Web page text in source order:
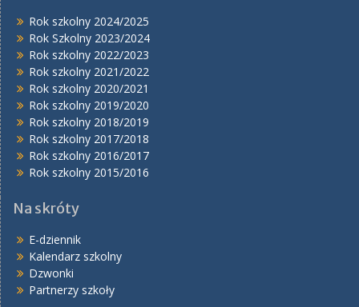
Rok szkolny 2024/2025
Rok Szkolny 2023/2024
Rok szkolny 2022/2023
Rok szkolny 2021/2022
Rok szkolny 2020/2021
Rok szkolny 2019/2020
Rok szkolny 2018/2019
Rok szkolny 2017/2018
Rok szkolny 2016/2017
Rok szkolny 2015/2016
Na skróty
E-dziennik
Kalendarz szkolny
Dzwonki
Partnerzy szkoły